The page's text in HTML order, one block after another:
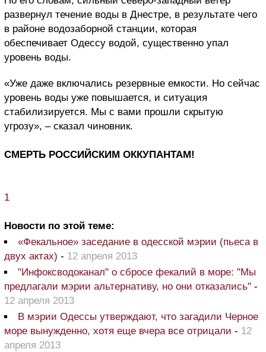
развернул течение воды в Днестре, в результате чего
в районе водозаборной станции, которая
обеспечивает Одессу водой, существенно упал
уровень воды.
«Уже даже включались резервные емкости. Но сейчас
уровень воды уже повышается, и ситуация
стабилизируется. Мы с вами прошли скрытую
угрозу», – сказал чиновник.
СМЕРТЬ РОССИЙСКИМ ОККУПАНТАМ!
1
Новости по этой теме:
«Фекальное» заседание в одесской мэрии (пьеса в
двух актах) - 12 апреля 2013
"Инфоксводоканал" о сбросе фекалий в море: "Мы
предлагали мэрии альтернативу, но они отказались" -
12 апреля 2013
В мэрии Одессы утверждают, что загадили Черное
море вынужденно, хотя еще вчера все отрицали - 12
апреля 2013